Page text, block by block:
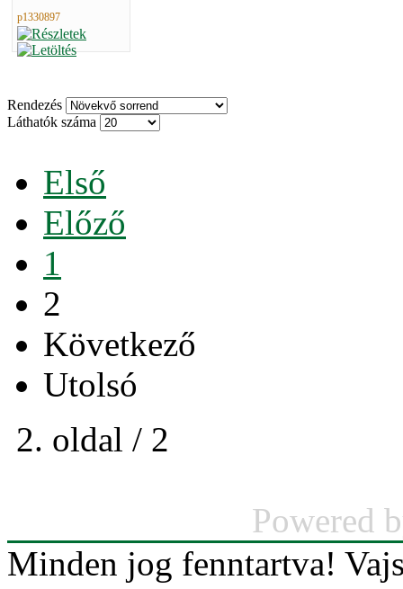
p1330897
Rendezés
Láthatók száma
Első
Előző
1
2
Következő
Utolsó
2. oldal / 2
Powered
Minden jog fenntartva!